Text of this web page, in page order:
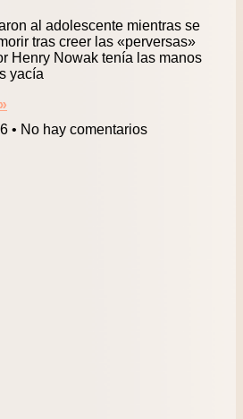
al adolescente mientras se
tras creer las «perversas»
Henry Nowak tenía las manos
yacía
No hay comentarios